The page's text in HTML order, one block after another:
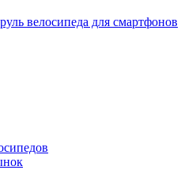
велосипеда для смартфонов